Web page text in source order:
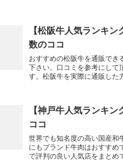
【松阪牛人気ランキ
数のココ
おすすめの松阪牛を通販でき
下さい。口コミを参考にして
す。松阪牛を実際に通販した
【神戸牛人気ランキ
ココ
世界でも知名度の高い国産和
にもブランド牛肉はおすすめ
で評判の良い人気店をまとめ